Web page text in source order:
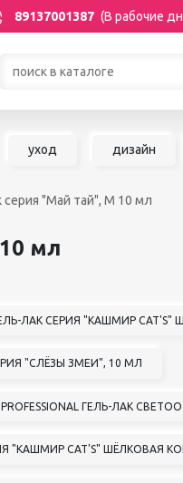
89137001387 (В рабочие
по
и
Воскоплавы
Средства до и
уход дизайн
серия "Май тай", М 10 мл
мл
ГЕЛЬ-ЛАК СЕРИЯ "КАШМИР
"СЛЁЗЫ ЗМЕИ", 10 МЛ
PROFESSIONAL ГЕЛЬ-ЛАК
"КАШМИР CAT'S"